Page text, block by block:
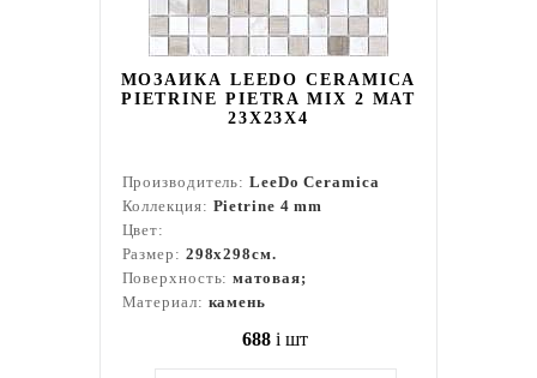
МОЗАИКА LEEDO CERAMICA
PIETRINE PIETRA MIX 2 MAT
23X23X4
Производитель:LeeDo Ceramica
Коллекция: Pietrine 4 mm
Цвет:
Размер: 298x298см.
Поверхность:матовая;
Материал: камень
688 i шт